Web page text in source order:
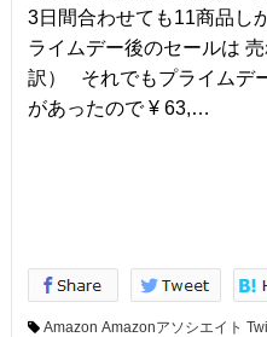
3日間合わせても11商品し
ライムデー後のセールは
訳） それでもプライムデ
があったので ¥ 63,…
Amazon Amazonアソシエイト